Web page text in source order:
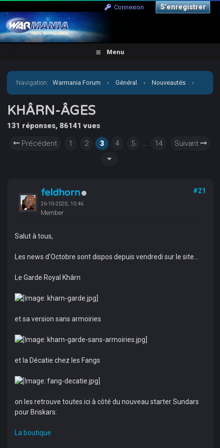
Connexion S’enregistrer
Menu
Navigation:Warmania Forum › Général › Nouveautés ›
KHÂRN-ÂGES
KHÂRN-ÂGES
131 réponses, 86141 vues
Précédent
1 2 3 4 5 ... 14 Suivant
feldhorn
26-10-2020, 10:46
Member
#21
Salut à tous,
Les news d'Octobre sont dispos depuis vendredi sur le site...
Le Garde Royal Khârn
et sa version sans armoiries
et la Décatie chez les Fangs
on les retrouve toutes ici à côté du nouveau starter Sundars
pour Briskars:
La boutique